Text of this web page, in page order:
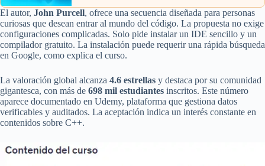
El autor, John Purcell, ofrece una secuencia diseñada para personas
curiosas que desean entrar al mundo del código. La propuesta no exige
configuraciones complicadas. Solo pide instalar un IDE sencillo y un
compilador gratuito. La instalación puede requerir una rápida búsqueda
en Google, como explica el curso.
La valoración global alcanza 4.6 estrellas y destaca por su comunidad
gigantesca, con más de 698 mil estudiantes inscritos. Este número
aparece documentado en Udemy, plataforma que gestiona datos
verificables y auditados. La aceptación indica un interés constante en
contenidos sobre C++.